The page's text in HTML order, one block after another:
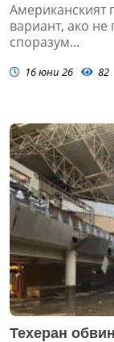
Американският
вариант, ако не
споразум...
16 юни 26 82
Техеран